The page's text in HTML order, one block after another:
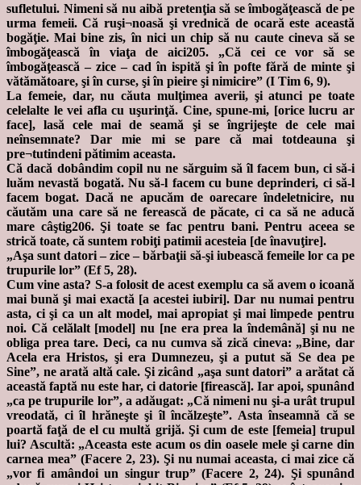
sufletului. Nimeni să nu aibă pretenţia să se îmbogăţească de pe
urma femeii. Că ruşi¬noasă şi vrednică de ocară este această
bogăţie. Mai bine zis, în nici un chip să nu caute cineva să se
îmbogăţească în viaţa de aici205. „Că cei ce vor să se
îmbogăţească – zice – cad în ispită şi în pofte fără de minte şi
vătămătoare, şi în curse, şi în pieire şi nimicire” (I Tim 6, 9).
La femeie, dar, nu căuta mulţimea averii, şi atunci pe toate
celelalte le vei afla cu uşurinţă. Cine, spune-mi, [orice lucru ar
face], lasă cele mai de seamă şi se îngrijeşte de cele mai
neînsemnate? Dar mie mi se pare că mai totdeauna şi
pre¬tutindeni pătimim aceasta.
Că dacă dobândim copil nu ne sărguim să îl facem bun, ci să-i
luăm nevastă bogată. Nu să-l facem cu bune deprinderi, ci să-l
facem bogat. Dacă ne apucăm de oarecare îndeletnicire, nu
căutăm una care să ne ferească de păcate, ci ca să ne aducă
mare câştig206. Şi toate se fac pentru bani. Pentru aceea se
strică toate, că suntem robiţi patimii acesteia [de înavuţire].
„Aşa sunt datori – zice – bărbaţii să-şi iubească femeile lor ca pe
trupurile lor” (Ef 5, 28).
Cum vine asta? S-a folosit de acest exemplu ca să avem o icoană
mai bună şi mai exactă [a acestei iubiri]. Dar nu numai pentru
asta, ci şi ca un alt model, mai apropiat şi mai limpede pentru
noi. Că celălalt [model] nu [ne era prea la îndemână] şi nu ne
obliga prea tare. Deci, ca nu cumva să zică cineva: „Bine, dar
Acela era Hristos, şi era Dumnezeu, şi a putut să Se dea pe
Sine”, ne arată altă cale. Şi zicând „aşa sunt datori” a arătat că
această faptă nu este har, ci datorie [firească]. Iar apoi, spunând
„ca pe trupurile lor”, a adăugat: „Că nimeni nu şi-a urât trupul
vreodată, ci îl hrăneşte şi îl încălzeşte”. Asta înseamnă că se
poartă faţă de el cu multă grijă. Şi cum de este [femeia] trupul
lui? Ascultă: „Aceasta este acum os din oasele mele şi carne din
carnea mea” (Facere 2, 23). Şi nu numai aceasta, ci mai zice că
„vor fi amândoi un singur trup” (Facere 2, 24). Şi spunând